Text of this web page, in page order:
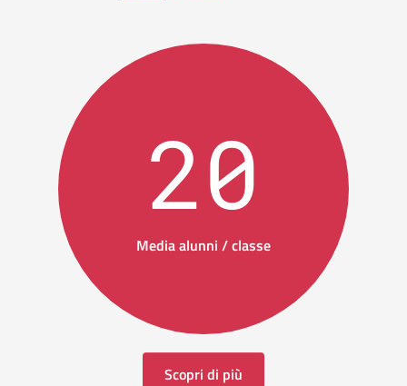
20
Media alunni / classe
Scopri di più